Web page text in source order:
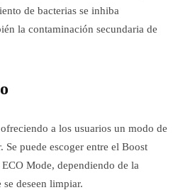
de bacterias se inhiba
la contaminación secundaria de
a los usuarios un modo de
puede escoger entre el Boost
Mode, dependiendo de la
deseen limpiar.